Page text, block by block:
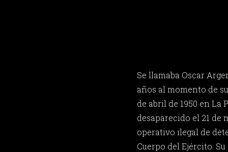
Se llamaba Oscar
años al momento de
de abril de 1950 en La
desaparecido el 21 de
operativo ilegal de
Cuerpo del Ejército.